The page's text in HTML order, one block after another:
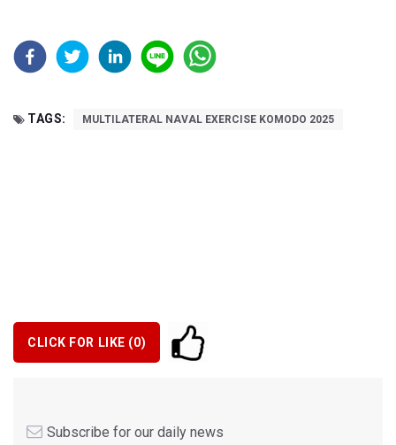
TAGS: MULTILATERAL NAVAL EXERCISE KOMODO 2025
CLICK FOR LIKE (0)
Subscribe for our daily news